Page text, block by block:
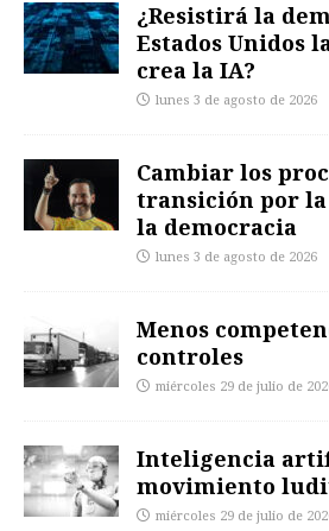
¿Resistirá la
Estados Unidos
crea la IA?
lunes 3 de agosto de 2026
Cambiar los
transición por
la democracia
lunes 3 de agosto de 2026
Menos
controles
miércoles 29 de julio de
Inteligencia
movimiento
miércoles 29 de julio de